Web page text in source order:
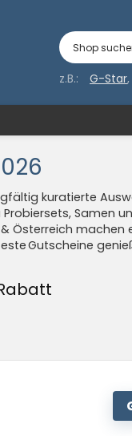
z.B.: G-Star
kuratierte
Samen
Österreich machen
Gutscheine